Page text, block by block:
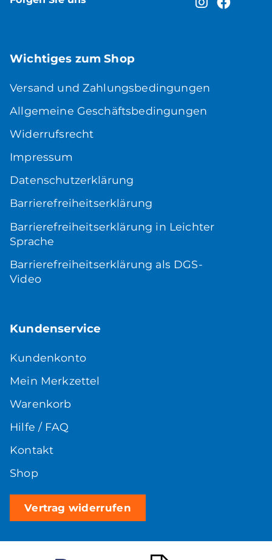
Wichtiges zum Shop
Versand und Zahlungsbedingungen
Allgemeine Geschäftsbedingungen
Widerrufsrecht
Impressum
Datenschutzerklärung
Barrierefreiheitserklärung
Barrierefreiheitserklärung in Leichter
Sprache
Barrierefreiheitserklärung als DGS-
Video
Kundenservice
Kundenkonto
Mein Merkzettel
Warenkorb
Hilfe / FAQ
Kontakt
Shop
Vertrag widerrufen